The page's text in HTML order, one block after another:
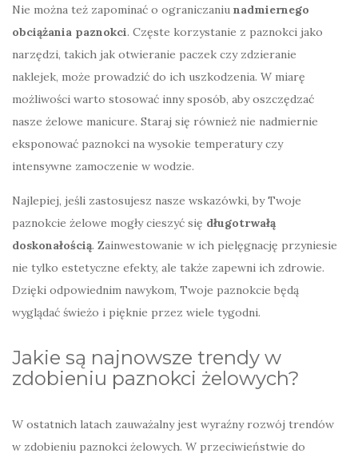
Nie można też zapominać o ograniczaniu nadmiernego
obciążania paznokci. Częste korzystanie z paznokci jako
narzędzi, takich jak otwieranie paczek czy zdzieranie
naklejek, może prowadzić do ich uszkodzenia. W miarę
możliwości warto stosować inny sposób, aby oszczędzać
nasze żelowe manicure. Staraj się również nie nadmiernie
eksponować paznokci na wysokie temperatury czy
intensywne zamoczenie w wodzie.
Najlepiej, jeśli zastosujesz nasze wskazówki, by Twoje
paznokcie żelowe mogły cieszyć się długotrwałą
doskonałością. Zainwestowanie w ich pielęgnację przyniesie
nie tylko estetyczne efekty, ale także zapewni ich zdrowie.
Dzięki odpowiednim nawykom, Twoje paznokcie będą
wyglądać świeżo i pięknie przez wiele tygodni.
Jakie są najnowsze trendy w
zdobieniu paznokci żelowych?
W ostatnich latach zauważalny jest wyraźny rozwój trendów
w zdobieniu paznokci żelowych. W przeciwieństwie do